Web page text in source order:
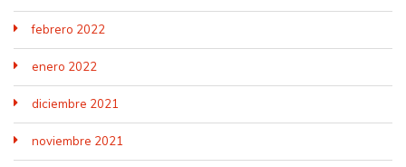
febrero 2022
enero 2022
diciembre 2021
noviembre 2021